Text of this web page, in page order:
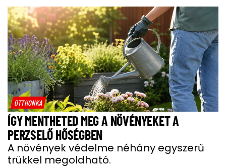
OTTHONKA
ÍGY MENTHETED MEG A NÖVÉNYEKET A
PERZSELŐ HŐSÉGBEN
A növények védelme néhány egyszerű
trükkel megoldható.